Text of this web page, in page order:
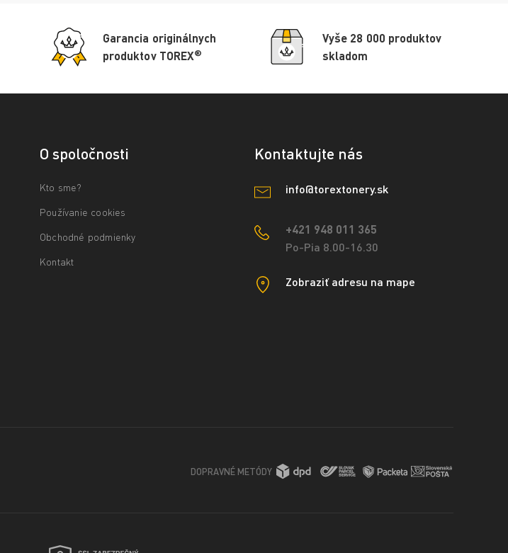
Garancia originálnych
produktov TOREX®
Vyše 28 000 produktov
skladom
O spoločnosti
Kto sme?
Používanie cookies
Obchodné podmienky
Kontakt
Kontaktujte nás
info@torextonery.sk
+421 948 011 365
Po-Pia 8.00-16.30
Zobraziť adresu na mape
DOPRAVNÉ METÓDY